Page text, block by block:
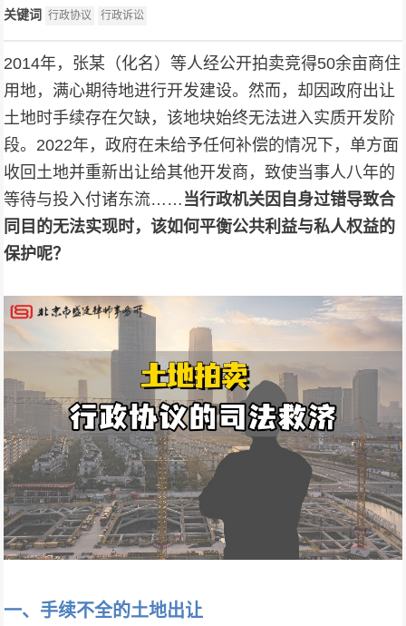
关键词 行政协议 行政诉讼
2014年，张某（化名）等人经公开拍卖竞得50余亩商住
用地，满心期待地进行开发建设。然而，却因政府出让
土地时手续存在欠缺，该地块始终无法进入实质开发阶
段。2022年，政府在未给予任何补偿的情况下，单方面
收回土地并重新出让给其他开发商，致使当事人八年的
等待与投入付诸东流…… 当行政机关因自身过错导致合
同目的无法实现时，该如何平衡公共利益与私人权益的
保护呢？
一、手续不全的土地出让